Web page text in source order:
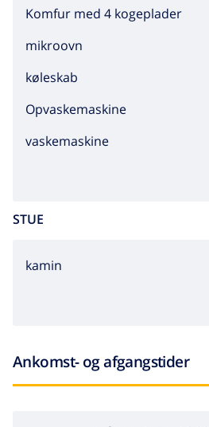
Komfur med 4 kogeplader
mikroovn
køleskab
Opvaskemaskine
vaskemaskine
STUE
kamin
Ankomst- og afgangstider